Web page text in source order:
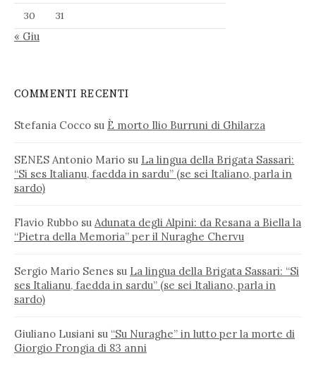
30
31
« Giu
COMMENTI RECENTI
Stefania Cocco su È morto Ilio Burruni di Ghilarza
SENES Antonio Mario su La lingua della Brigata Sassari:
“Si ses Italianu, faedda in sardu” (se sei Italiano, parla in
sardo)
Flavio Rubbo su Adunata degli Alpini: da Resana a Biella la
“Pietra della Memoria” per il Nuraghe Chervu
Sergio Mario Senes su La lingua della Brigata Sassari: “Si
ses Italianu, faedda in sardu” (se sei Italiano, parla in
sardo)
Giuliano Lusiani su “Su Nuraghe” in lutto per la morte di
Giorgio Frongia di 83 anni